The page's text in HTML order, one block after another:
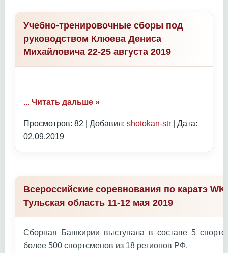
Учебно-тренировочные сборы под
руководством Клюева Дениса
Михайловича 22-25 августа 2019
... Читать дальше »
Просмотров: 82 | Добавил: shotokan-str | Дата:
02.09.2019
Всероссийские соревнования по каратэ
Тульская область 11-12 мая 2019
Сборная Башкирии выступала в составе 5
более 500 спортсменов из 18 регионов РФ.